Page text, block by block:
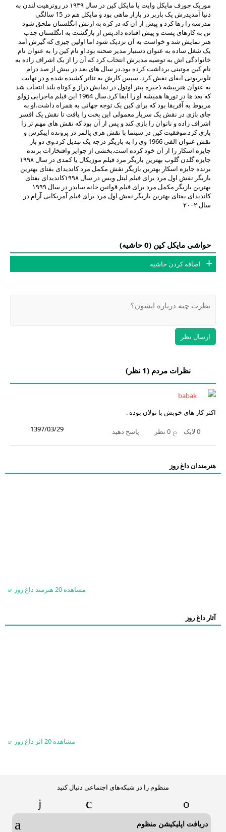
موریک جوزف مایکل وایت یا مایکل کین در سال ۱۹۳۹ در روترهیت لندن به
دنیا آمدپدرش یک باربر در بازار ماهی بود و مایکل هم در 15 سالگی
مدرسه را رها کرد و پیش از آن که در کره به ارتش انگلستان ملحق شود
تن به کارهای پست و پیش افتاده داد.پس از بازگشت به انگلستان جذب
هنر نمایش شد و خواست به آن نزدیک شود اما اولین چیزی که گیرش آمد
یک شغل ساده به عنوان دستیار مدیر صحنه بود.او نام کین را به عنوان نام
خانوادگی اش به توصیه مدیرش انتخاب کرد که آن را از یک اشراف زاده به
نام کین موتینی برداشت کرده بود.در سال های بعد در بیش از صد درام
تلویزیونی ایفای نقش کرد، سپس کارش به تئاتر کشیده شده و در نهایت
به عنوان هنرپیشه ذخیره پیتر اوتول در نمایش دراز و کوتاه بلند انتخاب شد
که بعد ها در تورها همیشه او را ایفا کرد.سال 1964 این فیلم ماجرایی زولو
مربوط به آفریقا بود که برای کین یک توجه جهانی به همراه داشت.او به
جای بازی در نقش یک سرباز معمولی این بخت را یافت تا نقش یک افسر
اشراف زاده و ناتوان را بازی کند و پس از آن بود که نقش های مهم تر را
بازی کرد.موفقیت کین در سینما با نقش هری پالمر در پرونده ایبکرس و
نقش عنوان الفی 1966 وی را به بازیگر درجه یک تبدیل کرد.وی دو بار
جایزه اسکار را از آن خود کرده است.بخشی از جوایز وافتخارات برنده
جایزه گلدن گلوب بهترین بازیگر مرد فیلم موزیکال یا کمدی در سال ۱۹۹۸
برنده جایزه اسکار بهترین بازیگر نقش مکمل مرد کاندیدای بفتای بهترین
بازیگر نقش اول مرد برای فیلم لیتل ویس در سال ۱۹۹۸کاندیدای بفتای
بهترین بازیگر مکمل مرد برای فیلم قوانین خانه سایدر در سال ۱۹۹۹
کاندیدای بفتای بهترین بازیگر نقش اول مرد برای فیلم آمریکایی آرام در
سال ۲۰۰۲
حواشی مایکل کین (0 حاشیه)
اضافه کردن حاشیه
ارسال نظر
نظرات مردم (1 نظر)
babak
اکثر کار های خوبش با نولان بوده .
0 لایک 0 نظر پاسخ دهید 1397/03/29
هنرمندان داغ روز
مشاهده 20 هنرمند داغ روز
آثار داغ روز
مشاهده 20 اثر داغ روز
منظوم را در شبکه‌های اجتماعی دنبال کنید
دریافت اپلیکیشن منظوم